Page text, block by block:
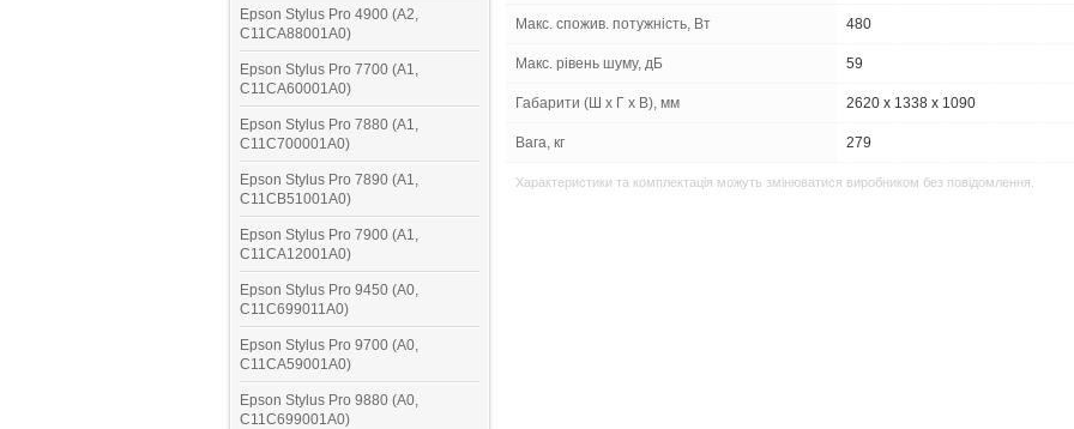
Epson Stylus Pro 4900 (A2,
C11CA88001A0)
Epson Stylus Pro 7700 (A1,
C11CA60001A0)
Epson Stylus Pro 7880 (A1,
C11C700001A0)
Epson Stylus Pro 7890 (A1,
C11CB51001A0)
Epson Stylus Pro 7900 (A1,
C11CA12001A0)
Epson Stylus Pro 9450 (A0,
C11C699011A0)
Epson Stylus Pro 9700 (A0,
C11CA59001A0)
Epson Stylus Pro 9880 (A0,
C11C699001A0)
Макс. спожив. потужність, Вт 480
Макс. рівень шуму, дБ 59
Габарити (Ш х Г х В), мм 2620 x 1338 x 1090
Вага, кг 279
Характеристики та комплектація можуть змінюватися виробником без повідомлення.